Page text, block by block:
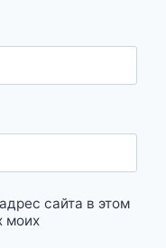
сайта в этом
моих